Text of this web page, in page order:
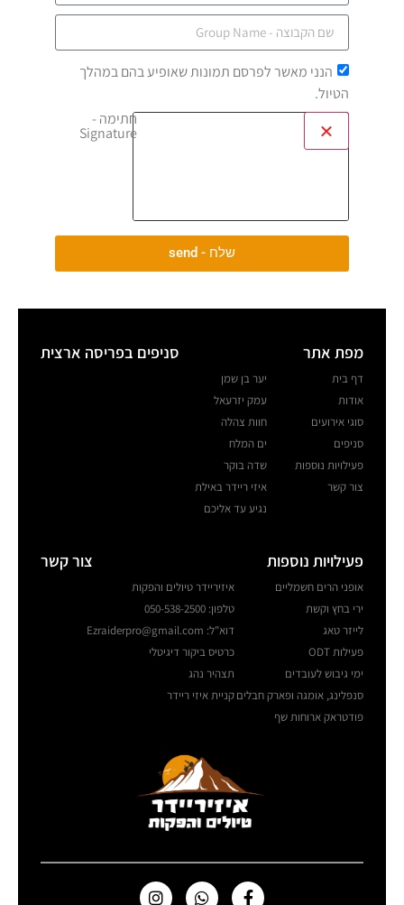
הנני מאשר לפרסם תמונות שאופיע בהם במהלך
הטיול.
חתימה -
Signature
שלח - send
מפת אתר
דף בית
אודות
סוגי אירועים
סניפים
פעילויות נוספות
צור קשר
סניפים בפריסה ארצית
יער בן שמן
עמק יזרעאל
חוות צהלה
ים המלח
שדה בוקר
איזי ריידר באילת
נגיע עד אליכם
פעילויות נוספות
אופני הרים חשמליים
ירי בחץ וקשת
לייזר טאג
פעילות ODT
ימי גיבוש לעובדים
סנפלינג, אומגה ופארק חבלים
פודטראק ארוחות שף
צור קשר
איזיריידר טיולים והפקות
טלפון: 050-538-2500
דוא"ל: Ezraiderpro@gmail.com
כרטיס ביקור דיגיטלי
תצהיר נהג
קניית איזי ריידר